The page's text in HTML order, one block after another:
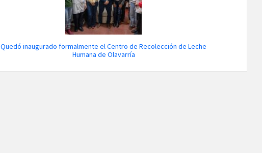
Quedó inaugurado formalmente el Centro de Recolección de Leche
Humana de Olavarría